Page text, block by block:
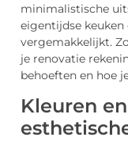
minimalistische
eigentijdse
vergemakkelijkt.
je renovatie
behoeften en hoe
Kleuren